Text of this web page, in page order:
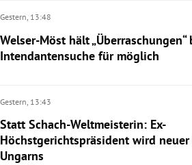
Gestern, 13:48
Welser-Möst hält
Intendantensuche für möglich
Gestern, 13:43
Statt Schach-Weltmeisterin: Ex-
Höchstgerichtspräsident wird neuer
Ungarns